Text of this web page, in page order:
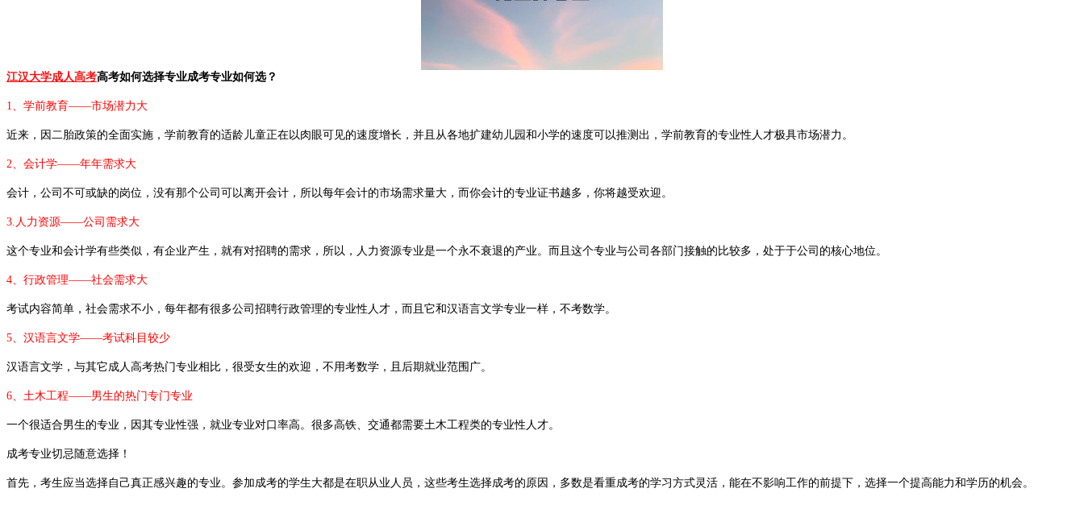
江汉大学成人高考高考如何选择专业成考专业如何选？
1、学前教育——市场潜力大
近来，因二胎政策的全面实施，学前教育的适龄儿童正在以肉眼可见的速度增长，并且从各地扩建幼儿园和小学的速度可以推测出，学前教育的专业性人才极具市场潜力。
2、会计学——年年需求大
会计，公司不可或缺的岗位，没有那个公司可以离开会计，所以每年会计的市场需求量大，而你会计的专业证书越多，你将越受欢迎。
3.人力资源——公司需求大
这个专业和会计学有些类似，有企业产生，就有对招聘的需求，所以，人力资源专业是一个永不衰退的产业。而且这个专业与公司各部门接触的比较多，处于于公司的核心地位。
4、行政管理——社会需求大
考试内容简单，社会需求不小，每年都有很多公司招聘行政管理的专业性人才，而且它和汉语言文学专业一样，不考数学。
5、汉语言文学——考试科目较少
汉语言文学，与其它成人高考热门专业相比，很受女生的欢迎，不用考数学，且后期就业范围广。
6、土木工程——男生的热门专门专业
一个很适合男生的专业，因其专业性强，就业专业对口率高。很多高铁、交通都需要土木工程类的专业性人才。
成考专业切忌随意选择！
首先，考生应当选择自己真正感兴趣的专业。参加成考的学生大都是在职从业人员，这些考生选择成考的原因，多数是看重成考的学习方式灵活，能在不影响工作的前提下，选择一个提高能力和学历的机会。